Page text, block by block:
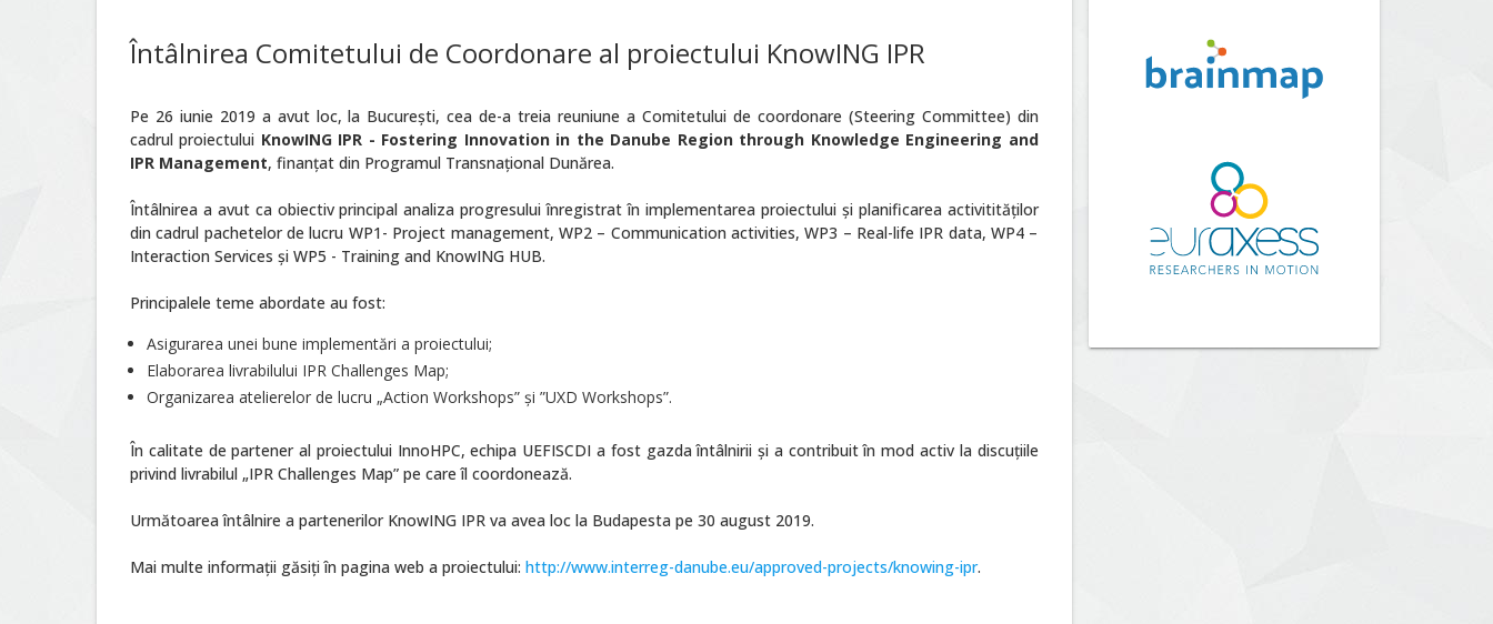
Întâlnirea Comitetului de Coordonare al proiectului KnowING IPR
Pe 26 iunie 2019 a avut loc, la București, cea de-a treia reuniune a Comitetului de coordonare (Steering Committee) din
cadrul proiectului KnowING IPR - Fostering Innovation in the Danube Region through Knowledge Engineering and
IPR Management, finanţat din Programul Transnațional Dunărea.
Întâlnirea a avut ca obiectiv principal analiza progresului înregistrat în implementarea proiectului și planificarea activitităților
din cadrul pachetelor de lucru WP1- Project management, WP2 – Communication activities, WP3 – Real-life IPR data, WP4 –
Interaction Services și WP5 - Training and KnowING HUB.
Principalele teme abordate au fost:
Asigurarea unei bune implementări a proiectului;
Elaborarea livrabilului IPR Challenges Map;
Organizarea atelierelor de lucru „Action Workshops” și ”UXD Workshops”.
În calitate de partener al proiectului InnoHPC, echipa UEFISCDI a fost gazda întâlnirii și a contribuit în mod activ la discuțiile
privind livrabilul „IPR Challenges Map” pe care îl coordonează.
Următoarea întâlnire a partenerilor KnowING IPR va avea loc la Budapesta pe 30 august 2019.
Mai multe informaţii găsiţi în pagina web a proiectului: http://www.interreg-danube.eu/approved-projects/knowing-ipr.